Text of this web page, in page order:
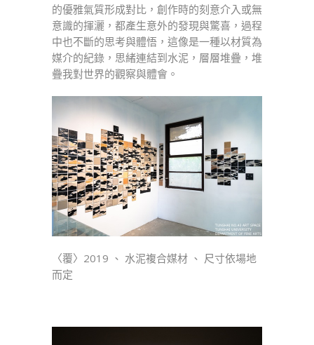
的優雅氣質形成對比，創作時的刻意介入或無
意識的揮灑，都產生意外的發現與驚喜，過程
中也不斷的思考與體悟，這像是一種以材質為
媒介的紀錄，思緒連結到水泥，層層堆疊，堆
疊我對世界的觀察與體會。
〈覆〉2019 、 水泥複合媒材 、 尺寸依場地
而定